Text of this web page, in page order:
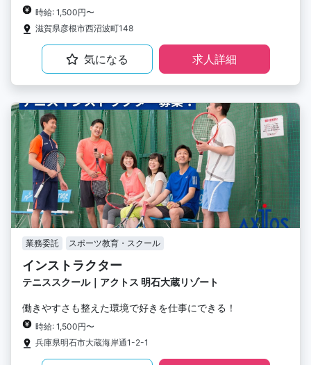
時給: 1,500円〜
滋賀県彦根市西沼波町148
気になる 求人詳細
業務委託 スポーツ教育・スクール
インストラクター
テニススクール｜アクトス 明石大蔵リゾート
働きやすさも整えた環境で好きを仕事にできる！
時給: 1,500円〜
兵庫県明石市大蔵海岸通1-2-1